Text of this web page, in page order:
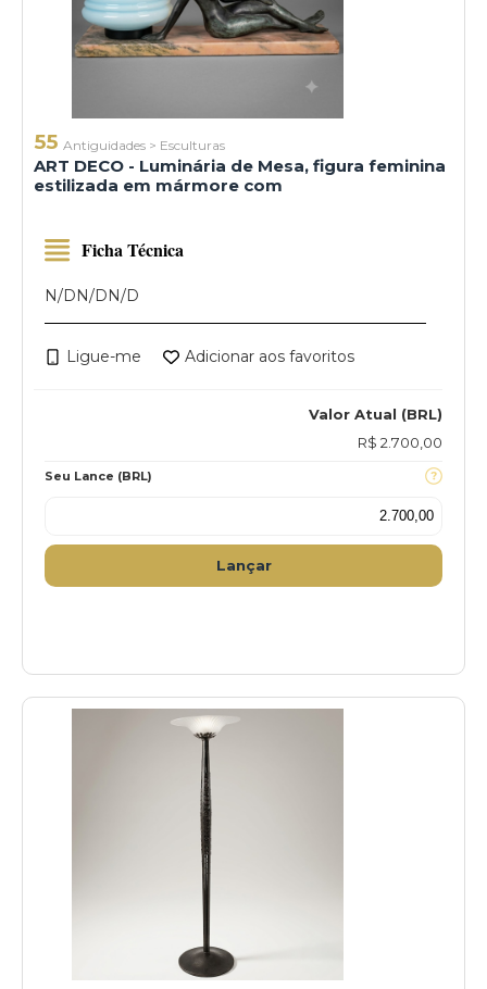
55 Antiguidades > Esculturas
ART DECO - Luminária de Mesa, figura feminina
estilizada em mármore com
Valor Atual (BRL)
R$ 2.700,00
Seu Lance (BRL)
Lançar
Ficha Técnica
N/DN/DN/D
Ligue-me Adicionar aos favoritos